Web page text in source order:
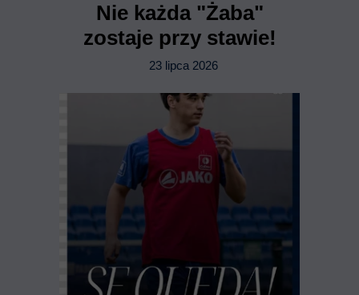
Nie każda "Żaba"
zostaje przy stawie!
23 lipca 2026